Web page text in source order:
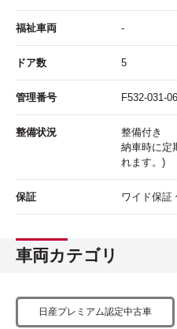
福祉車両 -
ドア数 5
管理番号 F532-031-
整備状況
整備付き
納車時に定
れます。)
保証 ワイド保証
車両カテゴリ
日産プレミアム認定中古車